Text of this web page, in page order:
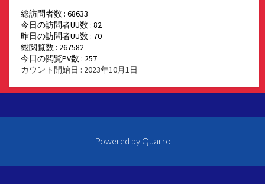
総訪問者数 : 68633
今日の訪問者UU数 : 82
昨日の訪問者UU数 : 70
総閲覧数 : 267582
今日の閲覧PV数 : 257
カウント開始日 : 2023年10月1日
Powered by Quarro